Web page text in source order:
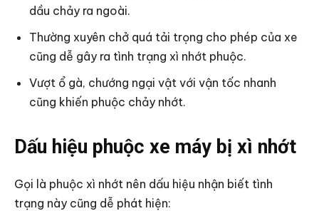
dầu chảy ra ngoài.
Thường xuyên chở quá tải trọng cho phép của xe
cũng dễ gây ra tình trạng xì nhớt phuộc.
Vượt ổ gà, chướng ngại vật với vận tốc nhanh
cũng khiến phuộc chảy nhớt.
Dấu hiệu phuộc xe máy bị xì nhớt
Gọi là phuộc xì nhớt nên dấu hiệu nhận biết tình
trạng này cũng dễ phát hiện: